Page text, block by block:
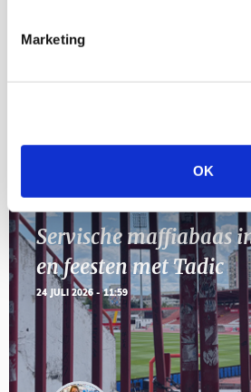
Marketing
OK
Blogs
Servische maffiabaas
en feesten met Tadic
24 JULI 2026 - 11:59